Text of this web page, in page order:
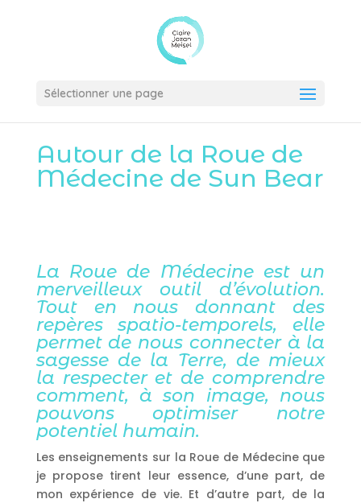
Sélectionner une page
Autour de la Roue de
Médecine de Sun Bear
La Roue de Médecine est un
merveilleux outil d’évolution.
Tout en nous donnant des
repères spatio-temporels, elle
permet de nous connecter à la
sagesse de la Terre, de mieux
la respecter et de comprendre
comment, à son image, nous
pouvons optimiser notre
potentiel humain.
Les enseignements sur la Roue de Médecine que
je propose tirent leur essence, d’une part, de
mon expérience de vie. Et d’autre part, de la